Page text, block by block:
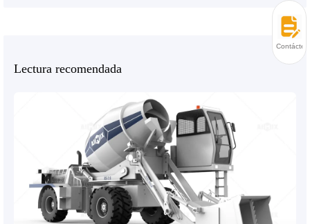
Lectura recomendada